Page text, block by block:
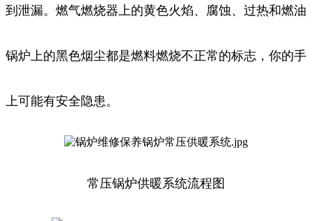
到泄漏。燃气燃烧器上的黄色火焰、腐蚀、过热和燃油
锅炉上的黑色烟尘都是燃料燃烧不正常的标志，你的手
上可能有安全隐患。
常压锅炉供暖系统流程图